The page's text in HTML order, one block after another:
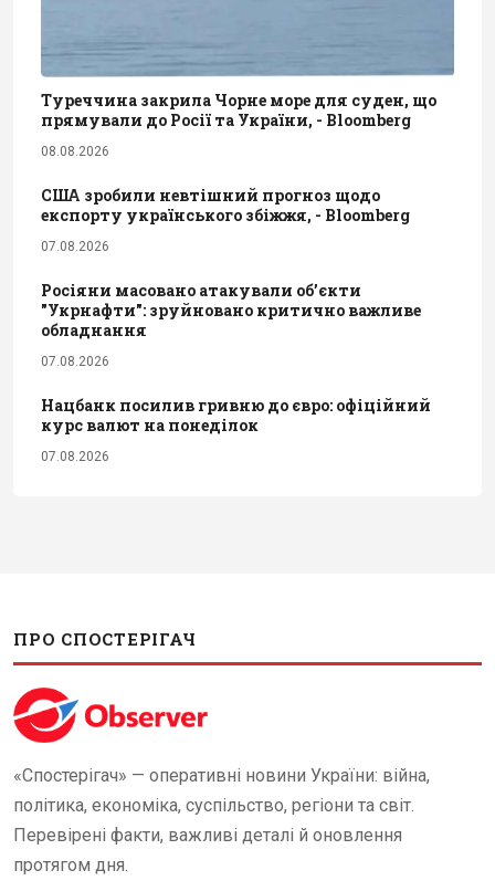
Туреччина закрила Чорне море для суден, що
прямували до Росії та України, - Bloomberg
08.08.2026
США зробили невтішний прогноз щодо
експорту українського збіжжя, - Bloomberg
07.08.2026
Росіяни масовано атакували обʼєкти
"Укрнафти": зруйновано критично важливе
обладнання
07.08.2026
Нацбанк посилив гривню до євро: офіційний
курс валют на понеділок
07.08.2026
ПРО СПОСТЕРІГАЧ
«Спостерігач» — оперативні новини України: війна,
політика, економіка, суспільство, регіони та світ.
Перевірені факти, важливі деталі й оновлення
протягом дня.